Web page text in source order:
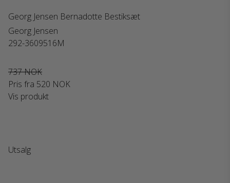
Georg Jensen Bernadotte Bestiksæt
Georg Jensen
292-3609516M
737 NOK
Pris fra 520 NOK
Vis produkt
Utsalg